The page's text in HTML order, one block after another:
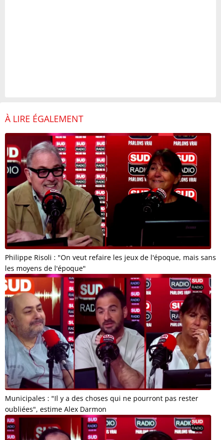
À LIRE ÉGALEMENT
Philippe Risoli : "On veut refaire les jeux de l'époque, mais sans
les moyens de l'époque"
Municipales : "Il y a des choses qui ne pourront pas rester
oubliées", estime Alex Darmon